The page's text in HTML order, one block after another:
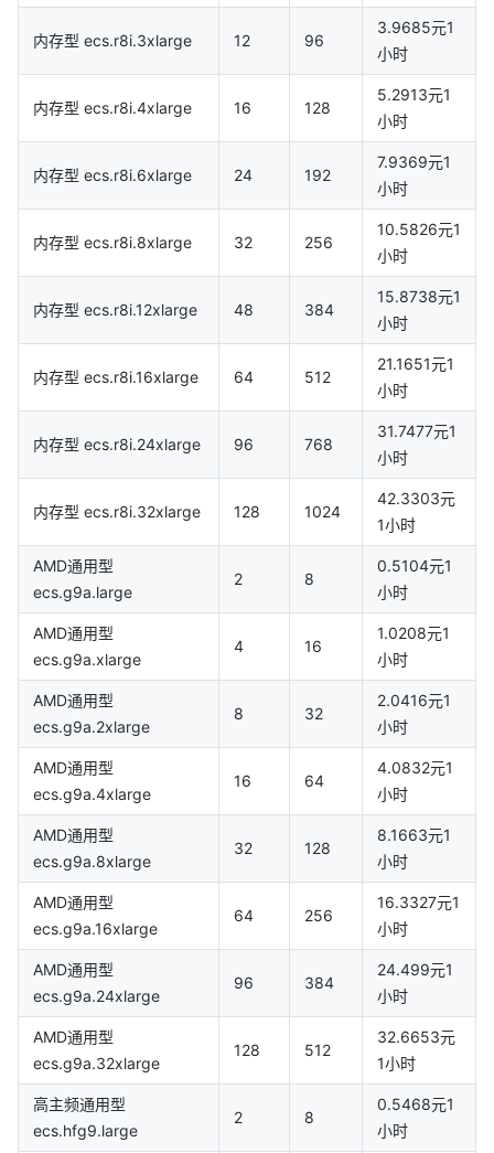
内存型 ecs.r8i.3xlarge 12 96
3.9685元1
小时
内存型 ecs.r8i.4xlarge 16 128
5.2913元1
小时
内存型 ecs.r8i.6xlarge 24 192
7.9369元1
小时
内存型 ecs.r8i.8xlarge 32 256
10.5826元1
小时
内存型 ecs.r8i.12xlarge 48 384
15.8738元1
小时
内存型 ecs.r8i.16xlarge 64 512
21.1651元1
小时
内存型 ecs.r8i.24xlarge 96 768
31.7477元1
小时
内存型 ecs.r8i.32xlarge 128 1024
42.3303元
1小时
AMD通用型
ecs.g9a.large
2 8
0.5104元1
小时
AMD通用型
ecs.g9a.xlarge
4 16
1.0208元1
小时
AMD通用型
ecs.g9a.2xlarge
8 32
2.0416元1
小时
AMD通用型
ecs.g9a.4xlarge
16 64
4.0832元1
小时
AMD通用型
ecs.g9a.8xlarge
32 128
8.1663元1
小时
AMD通用型
ecs.g9a.16xlarge
64 256
16.3327元1
小时
AMD通用型
ecs.g9a.24xlarge
96 384
24.499元1
小时
AMD通用型
ecs.g9a.32xlarge
128 512
32.6653元
1小时
高主频通用型
ecs.hfg9.large
2 8
0.5468元1
小时